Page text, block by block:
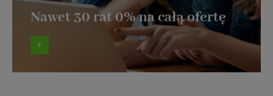
Nawet 30 rat 0% na całą ofertę